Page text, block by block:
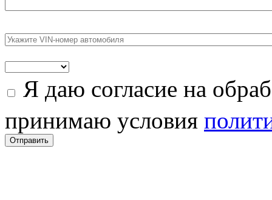
Я даю согласие на
принимаю условия